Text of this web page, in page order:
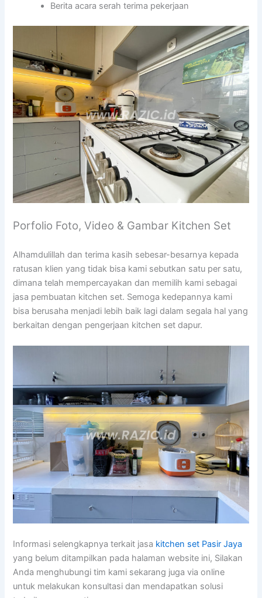
Berita acara serah terima pekerjaan
Porfolio Foto, Video & Gambar Kitchen Set
Alhamdulillah dan terima kasih sebesar-besarnya kepada
ratusan klien yang tidak bisa kami sebutkan satu per satu,
dimana telah mempercayakan dan memilih kami sebagai
jasa pembuatan kitchen set. Semoga kedepannya kami
bisa berusaha menjadi lebih baik lagi dalam segala hal yang
berkaitan dengan pengerjaan kitchen set dapur.
Informasi selengkapnya terkait jasa kitchen set Pasir Jaya
yang belum ditampilkan pada halaman website ini, Silakan
Anda menghubungi tim kami sekarang juga via online
untuk melakukan konsultasi dan mendapatkan solusi